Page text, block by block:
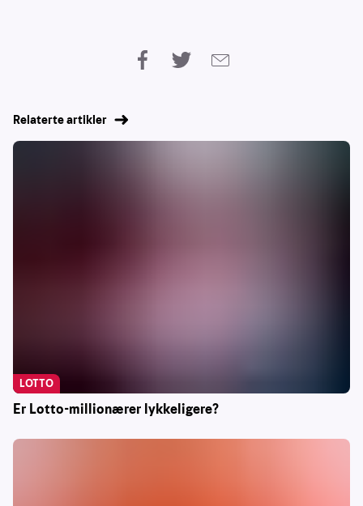
Relaterte artikler
Er Lotto-millionærer lykkeligere?
LOTTO